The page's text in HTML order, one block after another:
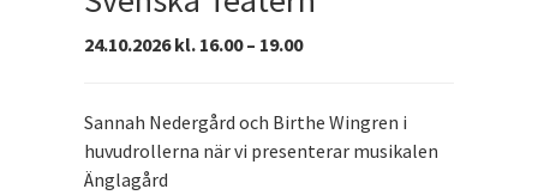
24.10.2026 kl. 16.00 – 19.00
Sannah Nedergård och Birthe Wingren i
huvudrollerna när vi presenterar musikalen
Änglagård